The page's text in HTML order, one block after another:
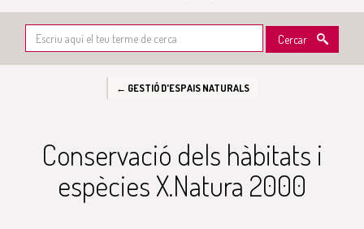
Cercar
← GESTIÓ D'ESPAIS NATURALS
Conservació dels hàbitats i
espècies X.Natura 2000